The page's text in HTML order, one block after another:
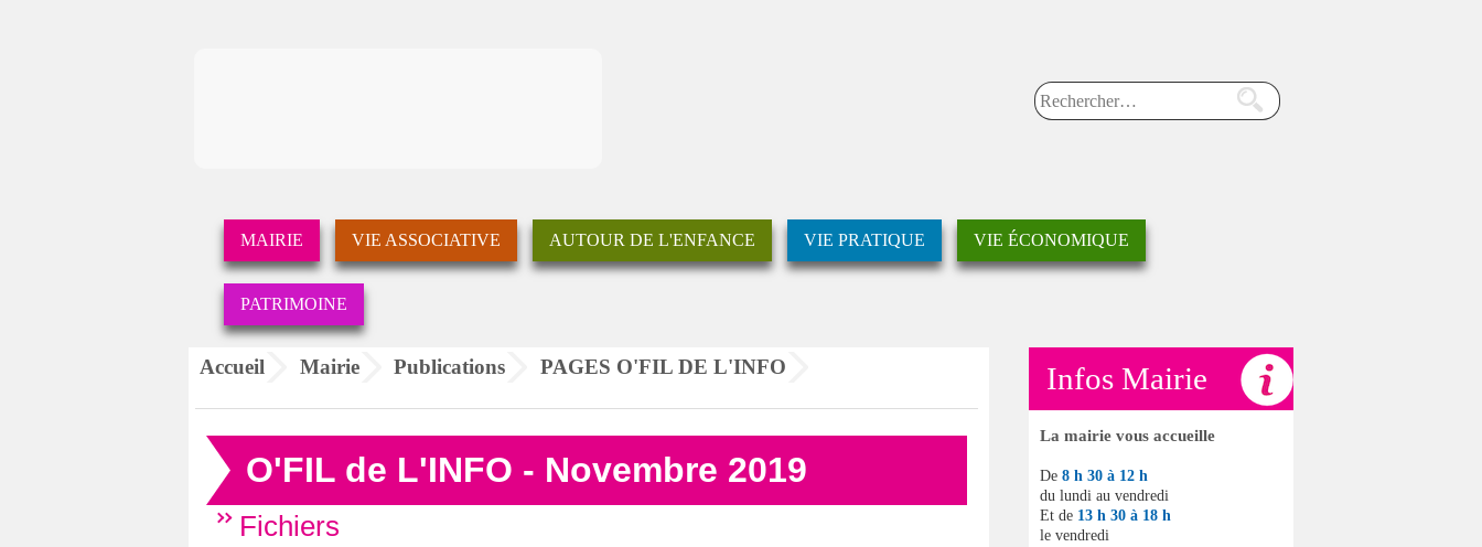
Rechercher sur le site
MAIRIE VIE ASSOCIATIVE AUTOUR DE L'ENFANCE VIE PRATIQUE VIE ÉCONOMIQUE
PATRIMOINE
Accueil Mairie Publications PAGES O'FIL DE L'INFO
O'FIL de L'INFO - Novembre 2019
Fichiers
Infos Mairie
La mairie vous accueille
De 8 h 30 à 12 h
du lundi au vendredi
Et de 13 h 30 à 18 h
le vendredi